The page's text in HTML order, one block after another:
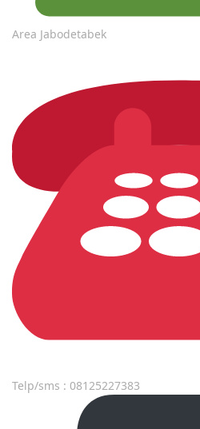
Area Jabodetabek
Telp/sms : 08125227383